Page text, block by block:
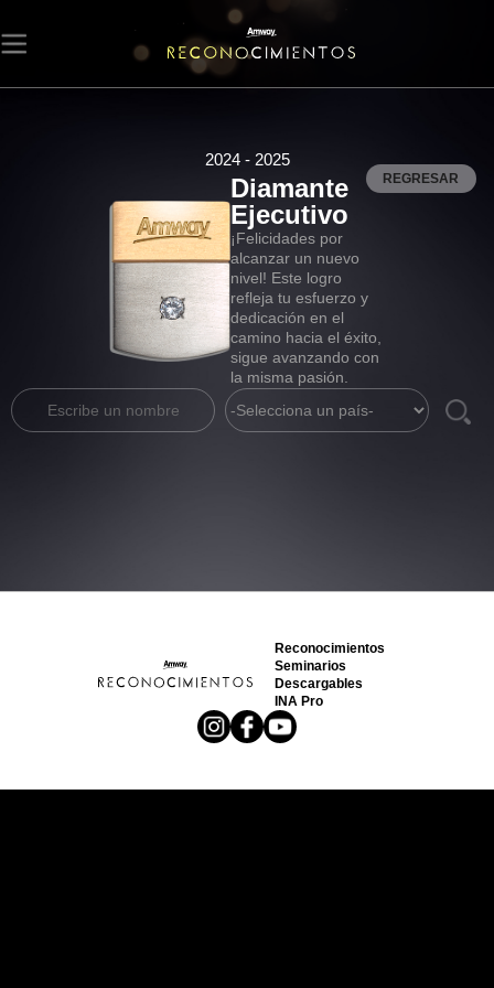
REGRESAR
2024 - 2025
Diamante
Ejecutivo
¡Felicidades por
alcanzar un nuevo
nivel! Este logro
refleja tu esfuerzo y
dedicación en el
camino hacia el éxito,
sigue avanzando con
la misma pasión.
Reconocimientos
Seminarios
Descargables
INA Pro